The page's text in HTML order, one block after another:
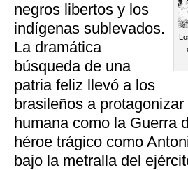
negros libertos y los
indígenas sublevados.
La dramática
búsqueda de una
patria feliz llevó a los
brasileños a
humana como la Guerra
héroe trágico como
bajo la metralla del